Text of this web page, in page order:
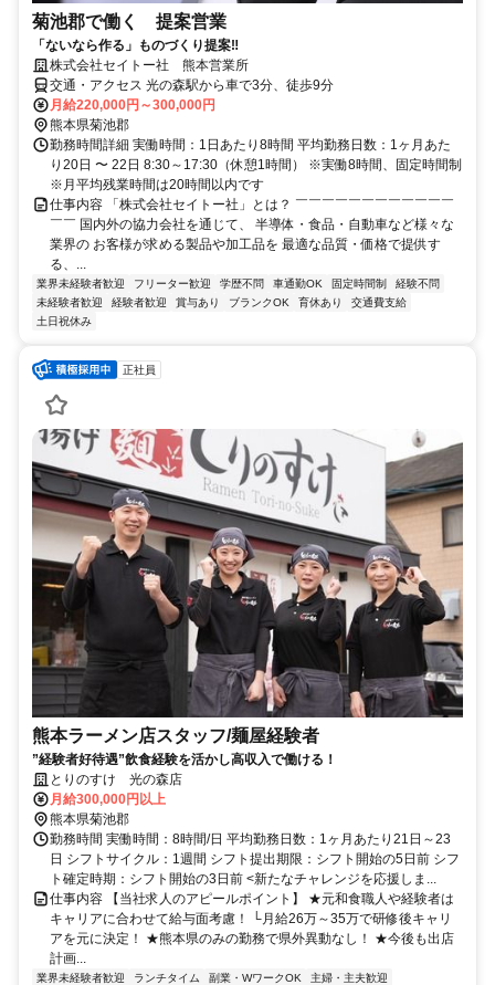
菊池郡で働く 提案営業
「ないなら作る」ものづくり提案‼︎
株式会社セイトー社 熊本営業所
交通・アクセス 光の森駅から車で3分、徒歩9分
月給220,000円～300,000円
熊本県菊池郡
勤務時間詳細 実働時間：1日あたり8時間 平均勤務日数：1ヶ月あた
り20日 〜 22日 8:30～17:30（休憩1時間） ※実働8時間、固定時間制
※月平均残業時間は20時間以内です
仕事内容 「株式会社セイトー社」とは？ ￣￣￣￣￣￣￣￣￣￣￣￣
￣￣ 国内外の協力会社を通じて、 半導体・食品・自動車など様々な
業界の お客様が求める製品や加工品を 最適な品質・価格で提供す
る、...
業界未経験者歓迎 フリーター歓迎 学歴不問 車通勤OK 固定時間制
経験不問
未経験者歓迎
経験者歓迎 賞与あり ブランクOK 育休あり
交通費支給
土日祝休み
正社員
熊本ラーメン店スタッフ/麺屋経験者
”経験者好待遇”飲食経験を活かし高収入で働ける！
とりのすけ 光の森店
月給300,000円以上
熊本県菊池郡
勤務時間 実働時間：8時間/日 平均勤務日数：1ヶ月あたり21日～23
日 シフトサイクル：1週間 シフト提出期限：シフト開始の5日前 シフ
ト確定時期：シフト開始の3日前 <新たなチャレンジを応援しま...
仕事内容 【当社求人のアピールポイント】 ★元和食職人や経験者は
キャリアに合わせて給与面考慮！ └月給26万～35万で研修後キャリ
アを元に決定！ ★熊本県のみの勤務で県外異動なし！ ★今後も出店
計画...
業界未経験者歓迎 ランチタイム 副業・WワークOK
主婦・主夫歓迎